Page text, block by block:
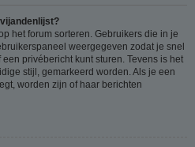
het forum sorteren. Gebruikers die in je
weergegeven zodat je snel
privébericht kunt sturen. Tevens is het
stijl, gemarkeerd worden. Als je een
worden zijn of haar berichten